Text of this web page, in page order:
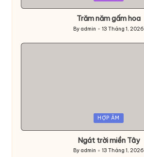
Trăm năm gấm hoa
Posted
By admin 13 Tháng 1, 2026
HỢP ÂM
Ngát trời miền Tây
Posted
By admin 13 Tháng 1, 2026